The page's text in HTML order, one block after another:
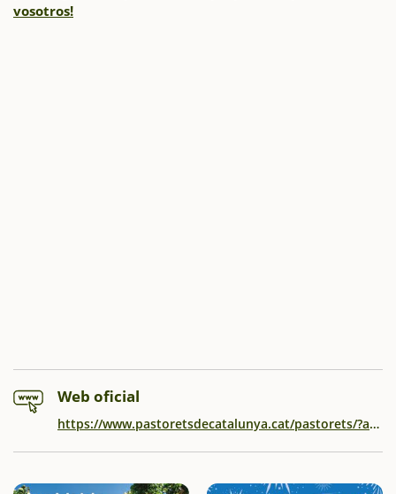
vosotros!
Web oficial
https://www.pastoretsdecatalunya.cat/pastorets/?activityId=f5179631-c6bd-437e-aee5-47b82b85a0b1